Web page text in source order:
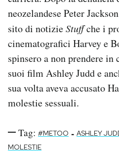
neozelandese Peter
sito di notizieStuffche i
cinematografici Harvey e
spinsero a non prendere
suoi film Ashley Judd e
sua volta aveva accusato
molestie sessuali.
Tag: #METOO - ASHLEY
MOLESTIE